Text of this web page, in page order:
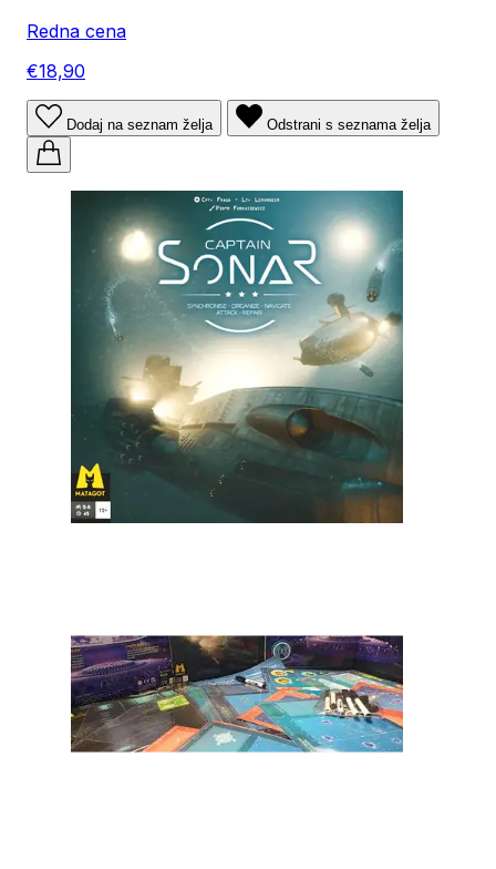
Redna cena
€18,90
Dodaj na seznam želja Odstrani s seznama želja